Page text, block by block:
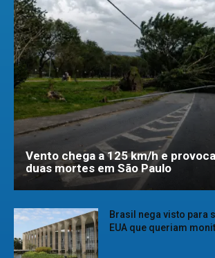
Vento chega a 125 km/h e
duas mortes em São Paulo
Brasil nega visto para
EUA que queriam